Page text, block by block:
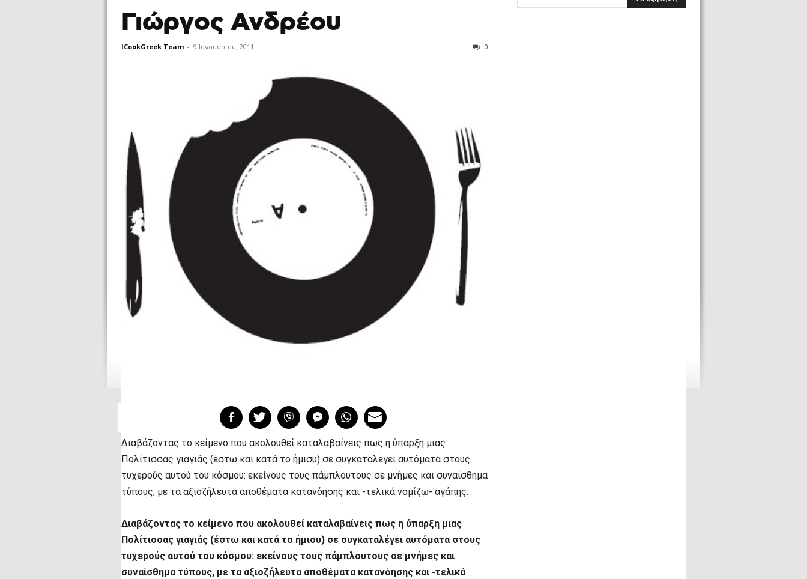
Γιώργος Ανδρέου
ICookGreek Team - 9 Ιανουαρίου, 2011 0
Διαβάζοντας το κείμενο που ακολουθεί καταλαβαίνεις πως η ύπαρξη μιας
Πολίτισσας γιαγιάς (έστω και κατά το ήμισυ) σε συγκαταλέγει αυτόματα στους
τυχερούς αυτού του κόσμου: εκείνους τους πάμπλουτους σε μνήμες και συναίσθημα
τύπους, με τα αξιοζήλευτα αποθέματα κατανόησης και -τελικά νομίζω- αγάπης.
Διαβάζοντας το κείμενο που ακολουθεί καταλαβαίνεις πως η ύπαρξη μιας
Πολίτισσας γιαγιάς (έστω και κατά το ήμισυ) σε συγκαταλέγει αυτόματα στους
τυχερούς αυτού του κόσμου: εκείνους τους πάμπλουτους σε μνήμες και
συναίσθημα τύπους, με τα αξιοζήλευτα αποθέματα κατανόησης και -τελικά